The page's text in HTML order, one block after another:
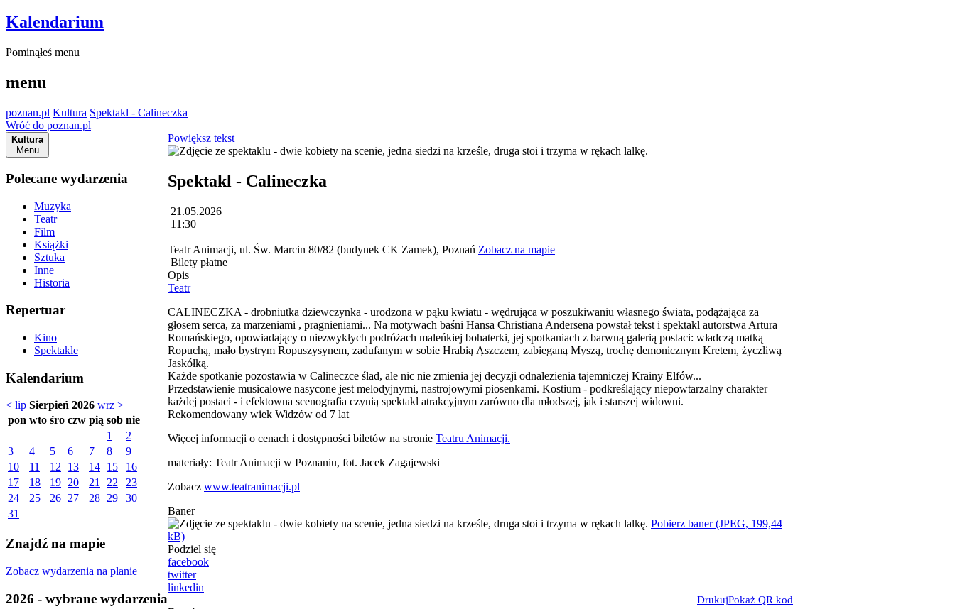
Kalendarium
Pominąłeś menu
menu
poznan.pl Kultura Spektakl - Calineczka
Wróć do poznan.pl
Kultura
Menu
Polecane wydarzenia
Muzyka
Teatr
Film
Książki
Sztuka
Inne
Historia
Repertuar
Kino
Spektakle
Kalendarium
< lip Sierpień 2026 wrz >
pon wto śro czw pią sob nie
1
2
3
4 5 6 7 8
9
10
11 12 13 14 15
16
17
18 19 20 21 22
23
24
25 26 27 28 29
30
31
Znajdź na mapie
Zobacz wydarzenia na planie
2026 - wybrane wydarzenia
Powiększ tekst
Spektakl - Calineczka
21.05.2026
11:30
Teatr Animacji, ul. Św. Marcin 80/82 (budynek CK Zamek), Poznań Zobacz na mapie
Bilety płatne
Opis
Teatr
CALINECZKA - drobniutka dziewczynka - urodzona w pąku kwiatu - wędrująca w poszukiwaniu własnego świata, podążająca za
głosem serca, za marzeniami , pragnieniami... Na motywach baśni Hansa Christiana Andersena powstał tekst i spektakl autorstwa Artura
Romańskiego, opowiadający o niezwykłych podróżach maleńkiej bohaterki, jej spotkaniach z barwną galerią postaci: władczą matką
Ropuchą, mało bystrym Ropuszysynem, zadufanym w sobie Hrabią Ąszczem, zabieganą Myszą, trochę demonicznym Kretem, życzliwą
Jaskółką.
Każde spotkanie pozostawia w Calineczce ślad, ale nic nie zmienia jej decyzji odnalezienia tajemniczej Krainy Elfów...
Przedstawienie musicalowe nasycone jest melodyjnymi, nastrojowymi piosenkami. Kostium - podkreślający niepowtarzalny charakter
każdej postaci - i efektowna scenografia czynią spektakl atrakcyjnym zarówno dla młodszej, jak i starszej widowni.
Rekomendowany wiek Widzów od 7 lat
Więcej informacji o cenach i dostępności biletów na stronie Teatru Animacji.
materiały: Teatr Animacji w Poznaniu, fot. Jacek Zagajewski
Zobacz www.teatranimacji.pl
Baner
Pobierz baner (JPEG, 199,44
kB)
Podziel się
facebook
twitter
linkedin
DrukujPokaż QR kod